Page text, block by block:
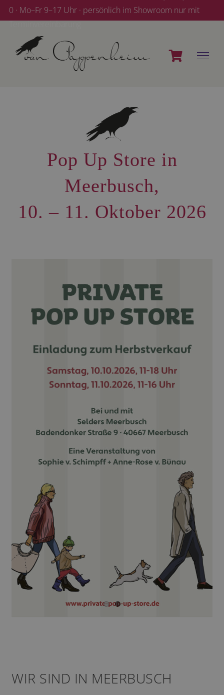
Zum
Inhalt
springen
0 · Mo–Fr 9–17 Uhr · persönlich im Showroom nur mit
Terminvereinbarung
Pop Up Store in
Meerbusch,
10. – 11. Oktober 2026
WIR SIND IN MEERBUSCH